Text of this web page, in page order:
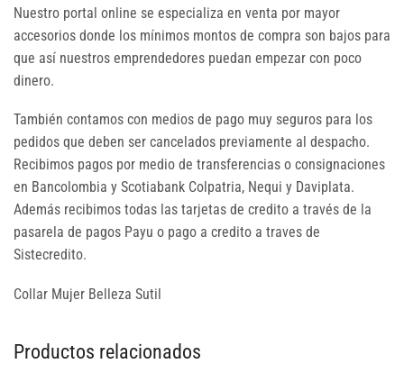
Nuestro portal online se especializa en venta por mayor
accesorios donde los mínimos montos de compra son bajos para
que así nuestros emprendedores puedan empezar con poco
dinero.
También contamos con medios de pago muy seguros para los
pedidos que deben ser cancelados previamente al despacho.
Recibimos pagos por medio de transferencias o consignaciones
en Bancolombia y Scotiabank Colpatria, Nequi y Daviplata.
Además recibimos todas las tarjetas de credito a través de la
pasarela de pagos Payu o pago a credito a traves de
Sistecredito.
Collar Mujer Belleza Sutil
Productos relacionados